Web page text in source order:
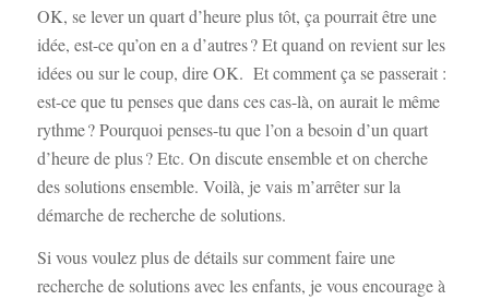
OK, se lever un quart d’heure plus tôt, ça pourrait être une
idée, est-ce qu’on en a d’autres ? Et quand on revient sur les
idées ou sur le coup, dire OK. Et comment ça se passerait :
est-ce que tu penses que dans ces cas-là, on aurait le même
rythme ? Pourquoi penses-tu que l’on a besoin d’un quart
d’heure de plus ? Etc. On discute ensemble et on cherche
des solutions ensemble. Voilà, je vais m’arrêter sur la
démarche de recherche de solutions.
Si vous voulez plus de détails sur comment faire une
recherche de solutions avec les enfants, je vous encourage à